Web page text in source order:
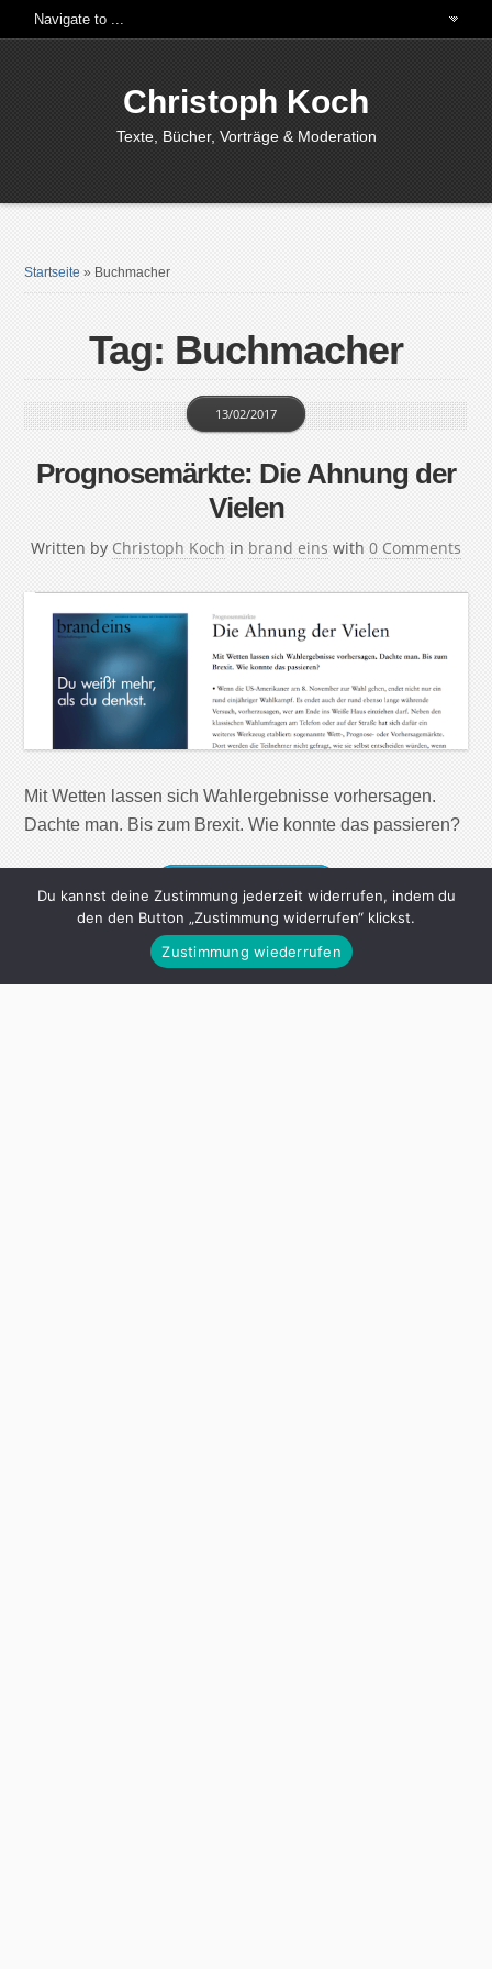
Christoph Koch
Texte, Bücher, Vorträge & Moderation
Startseite » Buchmacher
Tag: Buchmacher
Prognosemärkte: Die Ahnung der
Vielen
Written by Christoph Koch
13/02/2017
in brand eins with 0 Comments
Mit Wetten lassen sich Wahlergebnisse vorhersagen.
Dachte man. Bis zum Brexit. Wie konnte das passieren?
Du kannst deine Zustimmung jederzeit widerrufen, indem du
den den Button „Zustimmung widerrufen“ klickst.
Zustimmung wiederrufen